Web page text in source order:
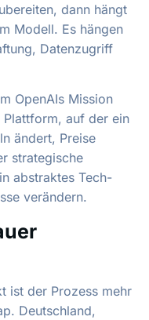
dann hängt
Modell. Es hängen
Datenzugriff
OpenAIs Mission
auf der ein
ändert, Preise
strategische
abstraktes Tech-
verändern.
ist der Prozess mehr
Deutschland,